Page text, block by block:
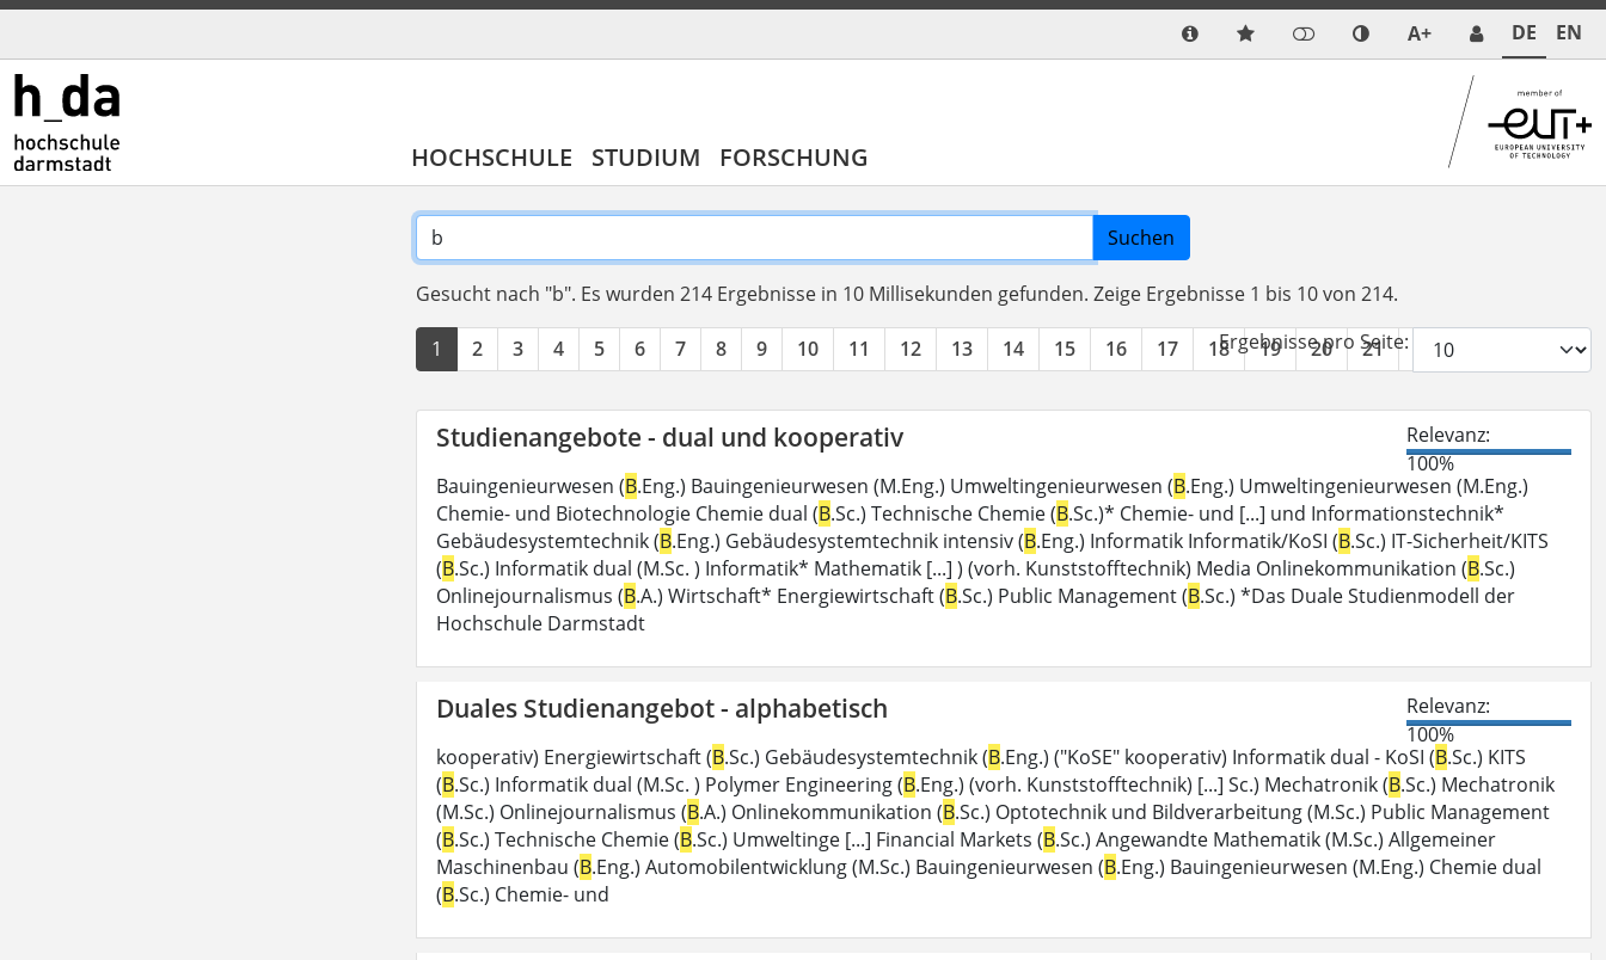
A+ DE EN
HOCHSCHULE STUDIUM FORSCHUNG
Suchen
Gesucht nach "b". Es wurden 214 Ergebnisse in 10 Millisekunden gefunden. Zeige Ergebnisse 1 bis 10 von 214.
1 2 3 4 5 6 7 8 9 10 11 12 13 14 15 16 17 18 19 20 21 22
Ergebnisse pro Seite:
Studienangebote - dual und kooperativ
Relevanz:
100%
Bauingenieurwesen (B.Eng.) Bauingenieurwesen (M.Eng.) Umweltingenieurwesen (B.Eng.) Umweltingenieurwesen (M.Eng.)
Chemie- und Biotechnologie Chemie dual (B.Sc.) Technische Chemie (B.Sc.)* Chemie- und [...] und Informationstechnik*
Gebäudesystemtechnik (B.Eng.) Gebäudesystemtechnik intensiv (B.Eng.) Informatik Informatik/KoSI (B.Sc.) IT-Sicherheit/KITS
(B.Sc.) Informatik dual (M.Sc. ) Informatik* Mathematik [...] ) (vorh. Kunststofftechnik) Media Onlinekommunikation (B.Sc.)
Onlinejournalismus (B.A.) Wirtschaft* Energiewirtschaft (B.Sc.) Public Management (B.Sc.) *Das Duale Studienmodell der
Hochschule Darmstadt
Duales Studienangebot - alphabetisch
Relevanz:
100%
kooperativ) Energiewirtschaft (B.Sc.) Gebäudesystemtechnik (B.Eng.) ("KoSE" kooperativ) Informatik dual - KoSI (B.Sc.) KITS
(B.Sc.) Informatik dual (M.Sc. ) Polymer Engineering (B.Eng.) (vorh. Kunststofftechnik) [...] Sc.) Mechatronik (B.Sc.) Mechatronik
(M.Sc.) Onlinejournalismus (B.A.) Onlinekommunikation (B.Sc.) Optotechnik und Bildverarbeitung (M.Sc.) Public Management
(B.Sc.) Technische Chemie (B.Sc.) Umweltinge [...] Financial Markets (B.Sc.) Angewandte Mathematik (M.Sc.) Allgemeiner
Maschinenbau (B.Eng.) Automobilentwicklung (M.Sc.) Bauingenieurwesen (B.Eng.) Bauingenieurwesen (M.Eng.) Chemie dual
(B.Sc.) Chemie- und